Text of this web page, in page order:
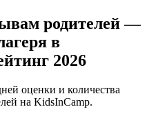
родителей —
в
2026
оценки и количества
на KidsInCamp.